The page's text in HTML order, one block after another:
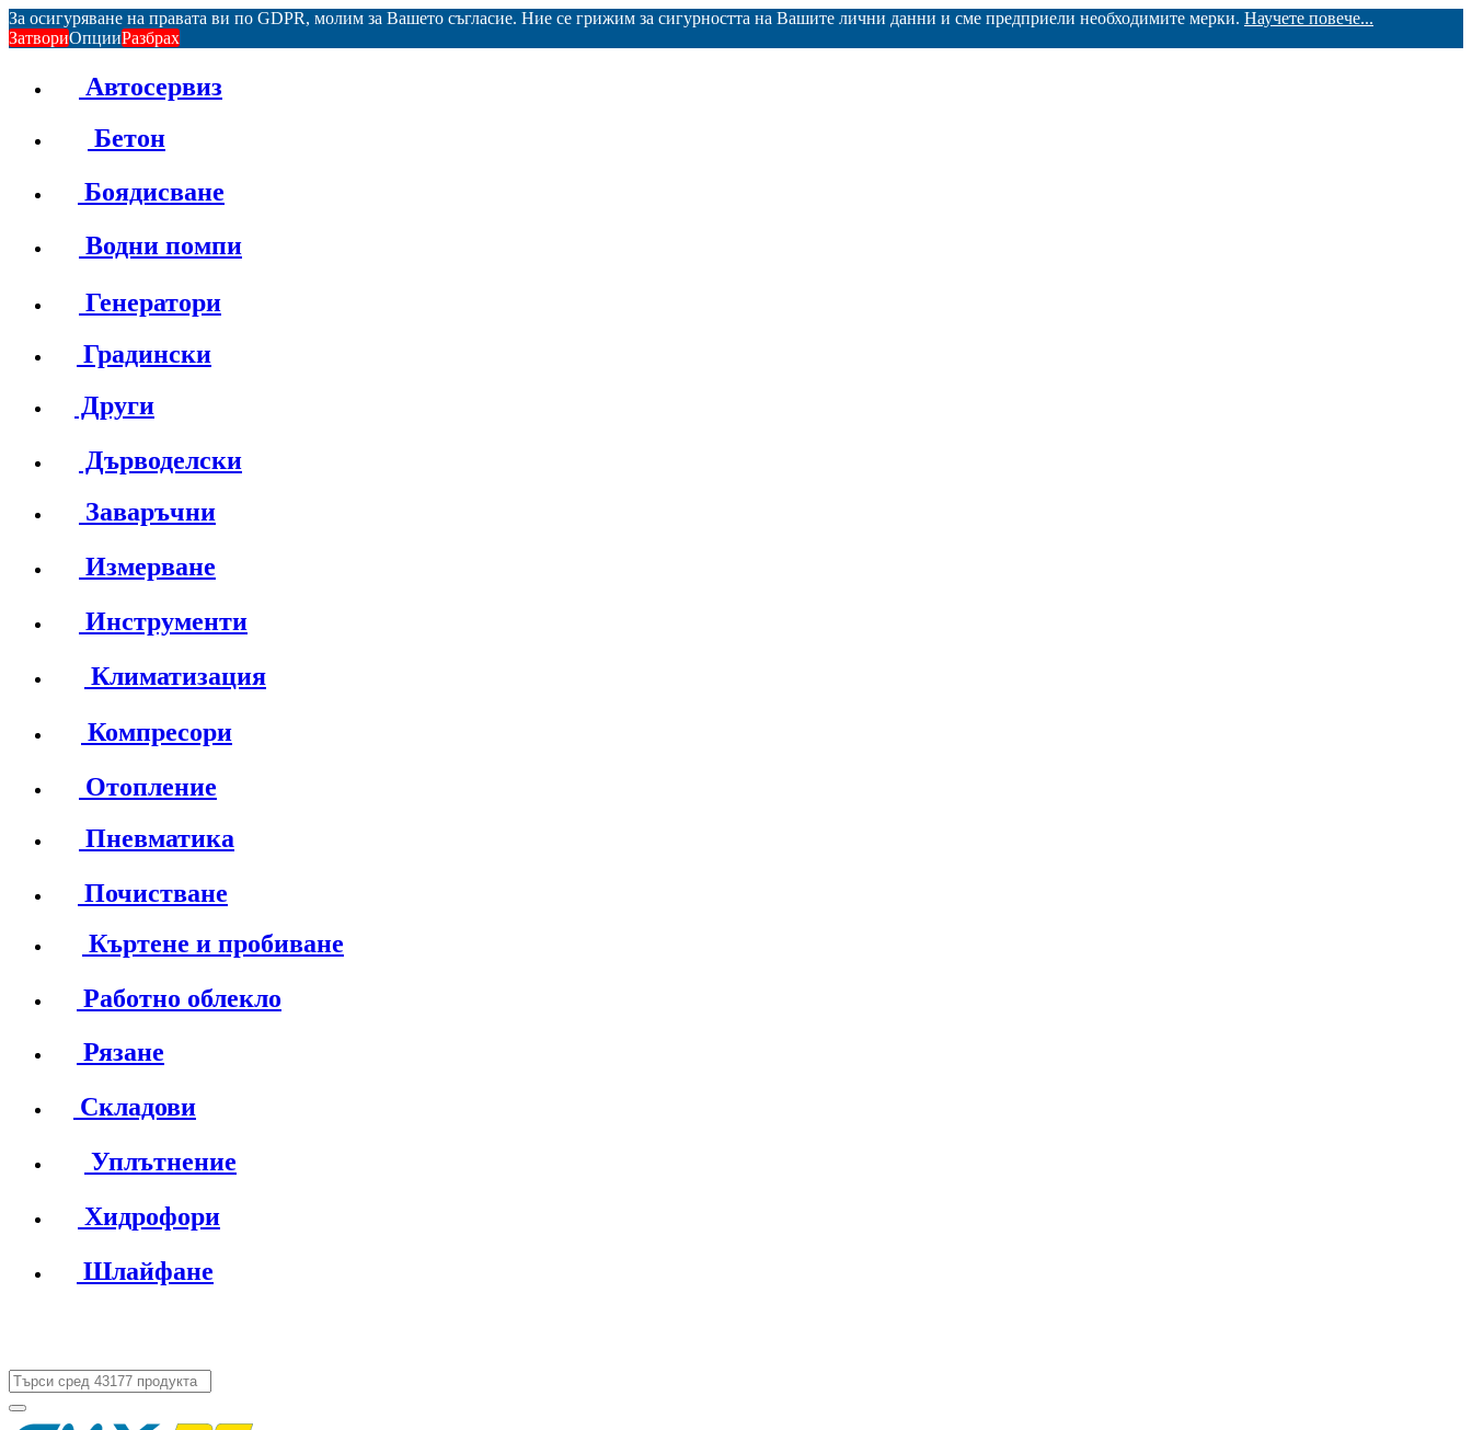
За осигуряване на правата ви по GDPR, молим за Вашето съгласие. Ние се грижим за сигурността на Вашите лични данни и сме предприели необходимите мерки. Научете повече...
ЗатвориОпцииРазбрах
Автосервиз
Бетон
Боядисване
Водни помпи
Генератори
Градински
Други
Дърводелски
Заваръчни
Измерване
Инструменти
Климатизация
Компресори
Отопление
Пневматика
Почистване
Къртене и пробиване
Работно облекло
Рязане
Складови
Уплътнение
Хидрофори
Шлайфане